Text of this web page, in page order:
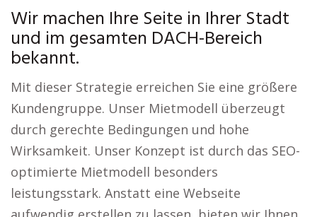
Wir machen Ihre Seite in Ihrer Stadt
und im gesamten DACH-Bereich
bekannt.
Mit dieser Strategie erreichen Sie eine größere
Kundengruppe. Unser Mietmodell überzeugt
durch gerechte Bedingungen und hohe
Wirksamkeit. Unser Konzept ist durch das SEO-
optimierte Mietmodell besonders
leistungsstark. Anstatt eine Webseite